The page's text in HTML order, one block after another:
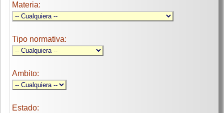
Materia:
Tipo normativa:
Ambito:
Estado: